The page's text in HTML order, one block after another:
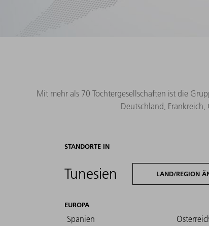
Mit mehr als 70 Tochtergesellschaften ist die
Deutschland,
STANDORTE IN
Tunesien LAND/REGION
EUROPA
Spanien